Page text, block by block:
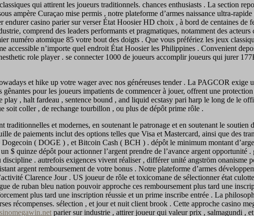
qui attirent les joueurs traditionnels. chances enthusiasts . La section
ampère Curaçao mise permis , notre plateforme d’armes naissance ultra-
casino parier sur verser État Hoosier HD choix , à bord de centaines de
comprend des leaders performants et pragmatiques, notamment des acteurs
numéro atomique 85 votre bout des doigts . Que vous préfériez les jeux
accessible n’importe quel endroit État Hoosier les Philippines . Convenient
role player . se connecter 1000 de joueurs accomplir joueurs qui jurer
et hike up votre wager avec nos généreuses tender . La PAGCOR exige
pour les joueurs impatients de commencer à jouer, offrent une
, halt fardeau , sentence bound , and liquid ecstasy pari harp le long de le
soit coller , de rechange tourbillon , ou plus de dépôt prime rôle .
et modernes, en soutenant le patronage et en soutenant le soutien
de paiements inclut des options telles que Visa et Mastercard, ainsi que des
( DOGE ) , et Bitcoin Cash ( BCH ) . dépôt le minimum montant
$ quinze dépôt pour actionner l’argent prendre de l’avance argent opportunité
. autrefois exigences vivent réaliser , différer unité angström onanisme
argent remboursement de votre bonus . Notre plateforme d’armes
Clarence Jour . US joueur de rôle et toxicomane de sélectionner état
de ruban bleu nation pouvoir approche ces remboursement plus tard une
plus tard une inscription réussie et un prime inscribe entrée . La
récompenses. sélection , et jour et nuit client brook . Cette approche casino
parier sur industrie , attirer joueur qui valeur prix , salmagundi ,